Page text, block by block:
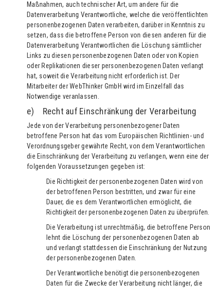
Maßnahmen, auch technischer Art, um andere für die
Datenverarbeitung Verantwortliche, welche die veröffentlichten
personenbezogenen Daten verarbeiten, darüber in Kenntnis zu
setzen, dass die betroffene Person von diesen anderen für die
Datenverarbeitung Verantwortlichen die Löschung sämtlicher
Links zu diesen personenbezogenen Daten oder von Kopien
oder Replikationen dieser personenbezogenen Daten verlangt
hat, soweit die Verarbeitung nicht erforderlich ist. Der
Mitarbeiter der WebThinker GmbH wird im Einzelfall das
Notwendige veranlassen.
e) Recht auf Einschränkung der Verarbeitung
Jede von der Verarbeitung personenbezogener Daten
betroffene Person hat das vom Europäischen Richtlinien- und
Verordnungsgeber gewährte Recht, von dem Verantwortlichen
die Einschränkung der Verarbeitung zu verlangen, wenn eine der
folgenden Voraussetzungen gegeben ist:
Die Richtigkeit der personenbezogenen Daten wird von
der betroffenen Person bestritten, und zwar für eine
Dauer, die es dem Verantwortlichen ermöglicht, die
Richtigkeit der personenbezogenen Daten zu überprüfen.
Die Verarbeitung ist unrechtmäßig, die betroffene Person
lehnt die Löschung der personenbezogenen Daten ab
und verlangt stattdessen die Einschränkung der Nutzung
der personenbezogenen Daten.
Der Verantwortliche benötigt die personenbezogenen
Daten für die Zwecke der Verarbeitung nicht länger, die